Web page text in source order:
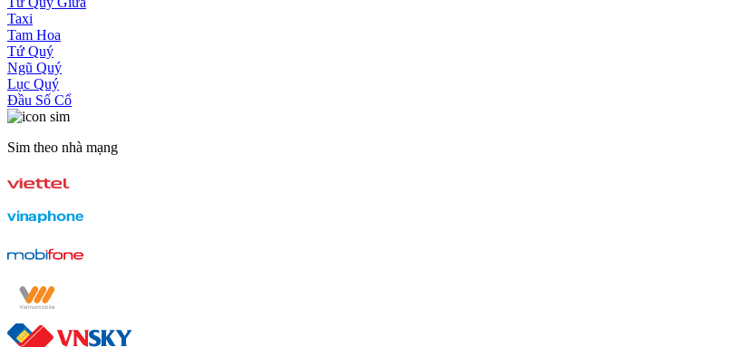
Taxi
Tam Hoa
Tứ Quý
Ngũ Quý
Lục Quý
Đầu Số Cổ
Sim theo nhà mạng